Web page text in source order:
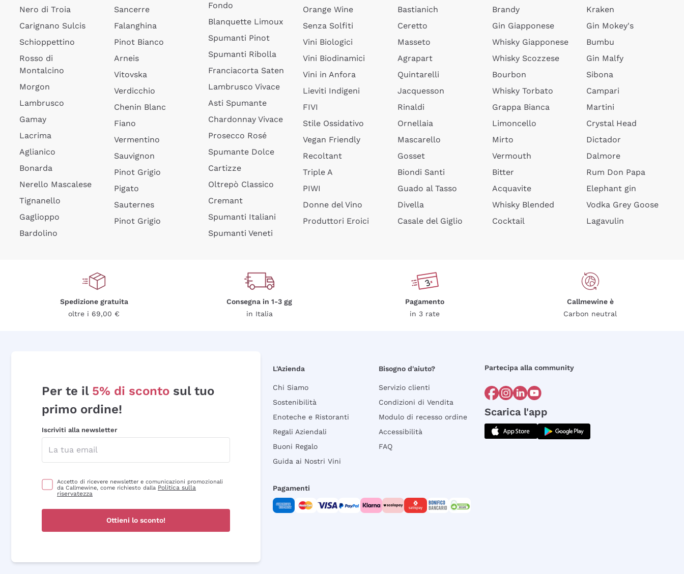
Nero di Troia
Carignano Sulcis
Schioppettino
Rosso di
Montalcino
Morgon
Lambrusco
Gamay
Lacrima
Aglianico
Bonarda
Nerello Mascalese
Tignanello
Gaglioppo
Bardolino
Sancerre
Falanghina
Pinot Bianco
Arneis
Vitovska
Verdicchio
Chenin Blanc
Fiano
Vermentino
Sauvignon
Pinot Grigio
Pigato
Sauternes
Pinot Grigio
Fondo
Blanquette Limoux
Spumanti Pinot
Spumanti Ribolla
Franciacorta Saten
Lambrusco Vivace
Asti Spumante
Chardonnay Vivace
Prosecco Rosé
Spumante Dolce
Cartizze
Oltrepò Classico
Cremant
Spumanti Italiani
Spumanti Veneti
Orange Wine
Senza Solfiti
Vini Biologici
Vini Biodinamici
Vini in Anfora
Lieviti Indigeni
FIVI
Stile Ossidativo
Vegan Friendly
Recoltant
Triple A
PIWI
Donne del Vino
Produttori Eroici
Bastianich
Ceretto
Masseto
Agrapart
Quintarelli
Jacquesson
Rinaldi
Ornellaia
Mascarello
Gosset
Biondi Santi
Guado al Tasso
Divella
Casale del Giglio
Brandy
Gin Giapponese
Whisky Giapponese
Whisky Scozzese
Bourbon
Whisky Torbato
Grappa Bianca
Limoncello
Mirto
Vermouth
Bitter
Acquavite
Whisky Blended
Cocktail
Kraken
Gin Mokey's
Bumbu
Gin Malfy
Sibona
Campari
Martini
Crystal Head
Dictador
Dalmore
Rum Don Papa
Elephant gin
Vodka Grey Goose
Lagavulin
Spedizione gratuita
oltre i 69,00 €
Consegna in 1-3 gg
in Italia
Pagamento
in 3 rate
Callmewine è
Carbon neutral
Per te il 5% di sconto sul tuo
primo ordine!
Iscriviti alla newsletter
Accetto di ricevere newsletter e comunicazioni promozionali
da Callmewine, come richiesto dalla Politica sulla
riservatezza
Ottieni lo sconto!
L'Azienda
Chi Siamo
Sostenibilità
Enoteche e Ristoranti
Regali Aziendali
Buoni Regalo
Guida ai Nostri Vini
Bisogno d'aiuto?
Servizio clienti
Condizioni di Vendita
Modulo di recesso ordine
Accessibilità
FAQ
Partecipa alla community
Scarica l'app
Pagamenti